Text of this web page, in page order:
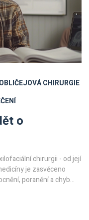
CHIRURGIE
o
chirurgii - od její
je zasvěceno
poranění a chyb
kvalitu života lidí, jste